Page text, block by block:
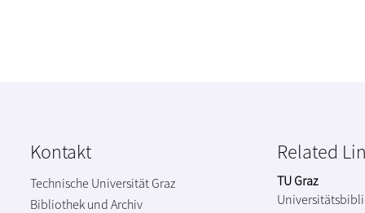
Kontakt
Technische Universität Graz
Bibliothek und Archiv
Related
TU Graz